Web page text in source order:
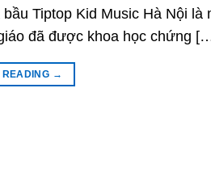
bầu Tiptop Kid Music Hà Nội là
đã được khoa học chứng
→